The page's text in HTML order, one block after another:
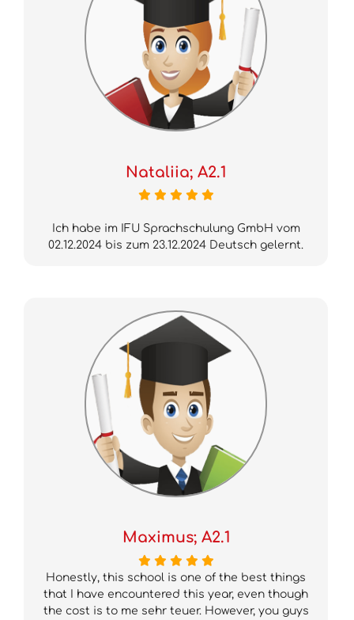
Nataliia; A2.1
Ich habe im IFU Sprachschulung GmbH vom
02.12.2024 bis zum 23.12.2024 Deutsch gelernt.
Maximus; A2.1
Honestly, this school is one of the best things
that I have encountered this year, even though
the cost is to me sehr teuer. However, you guys